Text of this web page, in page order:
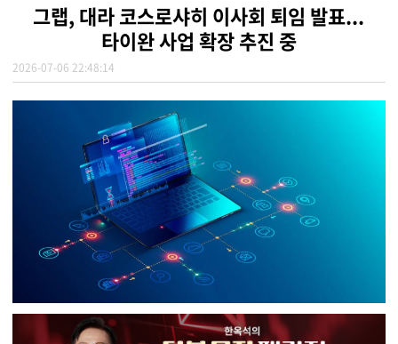
그랩, 대라 코스로샤히 이사회 퇴임 발표...
타이완 사업 확장 추진 중
2026-07-06 22:48:14